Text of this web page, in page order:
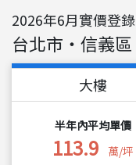
2026年6月實價登錄
台北市 ・ 信義區
大樓
半年內平均單價
113.9 萬/坪